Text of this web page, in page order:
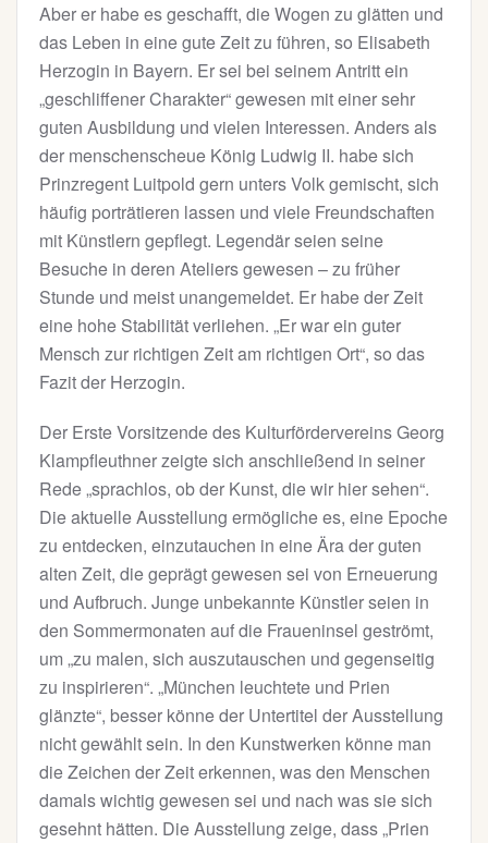
Aber er habe es geschafft, die Wogen zu glätten und
das Leben in eine gute Zeit zu führen, so Elisabeth
Herzogin in Bayern. Er sei bei seinem Antritt ein
„geschliffener Charakter“ gewesen mit einer sehr
guten Ausbildung und vielen Interessen. Anders als
der menschenscheue König Ludwig II. habe sich
Prinzregent Luitpold gern unters Volk gemischt, sich
häufig porträtieren lassen und viele Freundschaften
mit Künstlern gepflegt. Legendär seien seine
Besuche in deren Ateliers gewesen – zu früher
Stunde und meist unangemeldet. Er habe der Zeit
eine hohe Stabilität verliehen. „Er war ein guter
Mensch zur richtigen Zeit am richtigen Ort“, so das
Fazit der Herzogin.
Der Erste Vorsitzende des Kulturfördervereins Georg
Klampfleuthner zeigte sich anschließend in seiner
Rede „sprachlos, ob der Kunst, die wir hier sehen“.
Die aktuelle Ausstellung ermögliche es, eine Epoche
zu entdecken, einzutauchen in eine Ära der guten
alten Zeit, die geprägt gewesen sei von Erneuerung
und Aufbruch. Junge unbekannte Künstler seien in
den Sommermonaten auf die Fraueninsel geströmt,
um „zu malen, sich auszutauschen und gegenseitig
zu inspirieren“. „München leuchtete und Prien
glänzte“, besser könne der Untertitel der Ausstellung
nicht gewählt sein. In den Kunstwerken könne man
die Zeichen der Zeit erkennen, was den Menschen
damals wichtig gewesen sei und nach was sie sich
gesehnt hätten. Die Ausstellung zeige, dass „Prien